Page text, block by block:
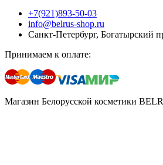
+7(921)893-50-03
info@belrus-shop.ru
Санкт-Петербург, Богатырский
Принимаем к оплате:
Магазин Белорусской косметики